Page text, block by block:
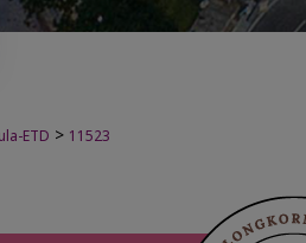
ETD > 11523